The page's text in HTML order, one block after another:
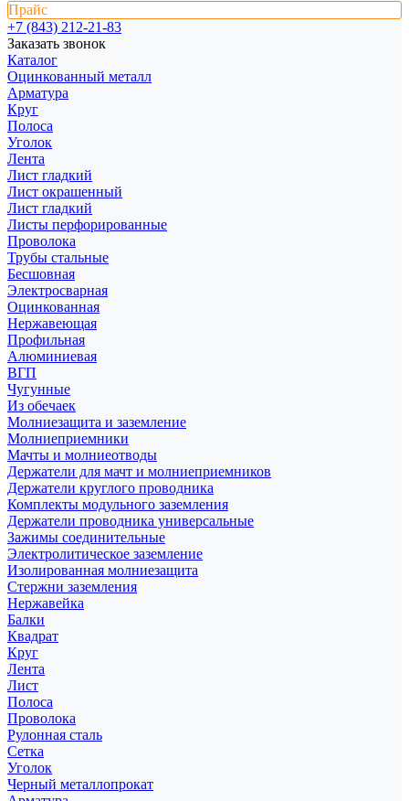
Прайс
+7 (843) 212-21-83
Заказать звонок
Каталог
Оцинкованный металл
Арматура
Круг
Полоса
Уголок
Лента
Лист гладкий
Лист окрашенный
Лист гладкий
Листы перфорированные
Проволока
Трубы стальные
Бесшовная
Электросварная
Оцинкованная
Нержавеющая
Профильная
Алюминиевая
ВГП
Чугунные
Из обечаек
Молниезащита и заземление
Молниеприемники
Мачты и молниеотводы
Держатели для мачт и молниеприемников
Держатели круглого проводника
Комплекты модульного заземления
Держатели проводника универсальные
Зажимы соединительные
Электролитическое заземление
Изолированная молниезащита
Стержни заземления
Нержавейка
Балки
Квадрат
Круг
Лента
Лист
Полоса
Проволока
Рулонная сталь
Сетка
Уголок
Черный металлопрокат